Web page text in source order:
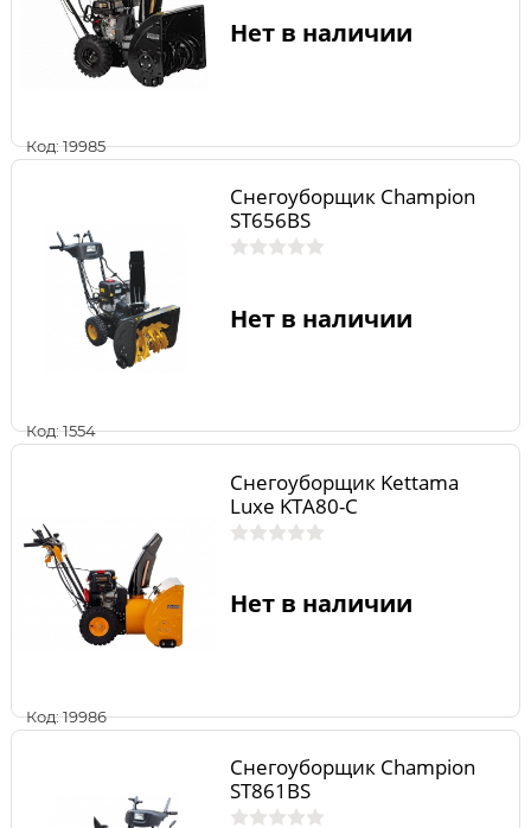
Код: 19985
Нет в наличии
Код: 1554
Снегоуборщик Champion
ST656BS
Нет в наличии
Код: 19986
Снегоуборщик Kettama
Luxe KTA80-C
Нет в наличии
Снегоуборщик Champion
ST861BS